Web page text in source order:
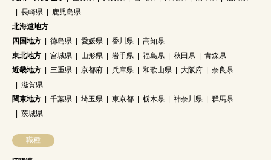
長崎県
鹿児島県
北海道地方
四国地方
徳島県 愛媛県 香川県
高知県
東北地方
宮城県 山形県 岩手県 福島県 秋田県
青森県
近畿地方
三重県 京都府 兵庫県 和歌山県 大阪府
奈良県
滋賀県
関東地方
千葉県 埼玉県 東京都 栃木県 神奈川県
群馬県
茨城県
職種